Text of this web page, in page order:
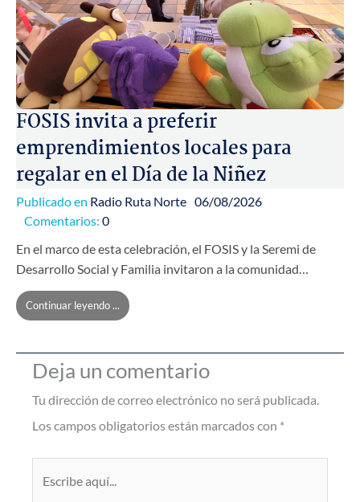
FOSIS invita a preferir
emprendimientos locales para
regalar en el Día de la Niñez
Publicado en Radio Ruta Norte 06/08/2026
Comentarios: 0
En el marco de esta celebración, el FOSIS y la Seremi de
Desarrollo Social y Familia invitaron a la comunidad…
Continuar leyendo ...
Deja un comentario
Tu dirección de correo electrónico no será publicada.
Los campos obligatorios están marcados con *